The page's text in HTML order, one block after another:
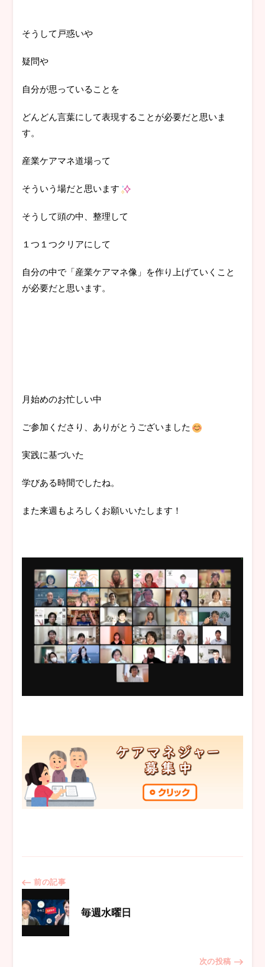
そうして戸惑いや
疑問や
自分が思っていることを
どんどん言葉にして表現することが必要だと思いま
す。
産業ケアマネ道場って
そういう場だと思います
そうして頭の中、整理して
１つ１つクリアにして
自分の中で「産業ケアマネ像」を作り上げていくこと
が必要だと思います。
月始めのお忙しい中
ご参加くださり、ありがとうございました
実践に基づいた
学びある時間でしたね。
また来週もよろしくお願いいたします！
投
稿
ナ
前の記事
毎週水曜日
次の投稿